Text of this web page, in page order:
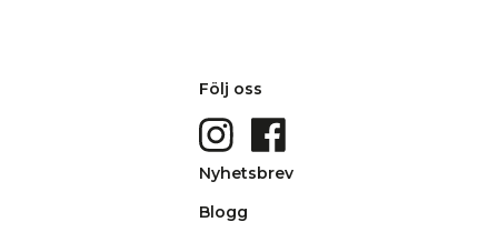
Följ oss
Nyhetsbrev
Blogg